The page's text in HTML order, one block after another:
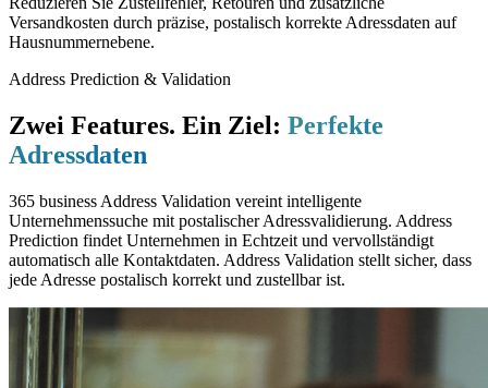
Versandkosten durch präzise, postalisch korrekte Adressdaten auf
Hausnummernebene.
Address Prediction & Validation
Zwei Features. Ein Ziel: Perfekte
Adressdaten
365 business Address Validation vereint intelligente
Unternehmenssuche mit postalischer Adressvalidierung. Address
Prediction findet Unternehmen in Echtzeit und vervollständigt
automatisch alle Kontaktdaten. Address Validation stellt sicher, dass
jede Adresse postalisch korrekt und zustellbar ist.